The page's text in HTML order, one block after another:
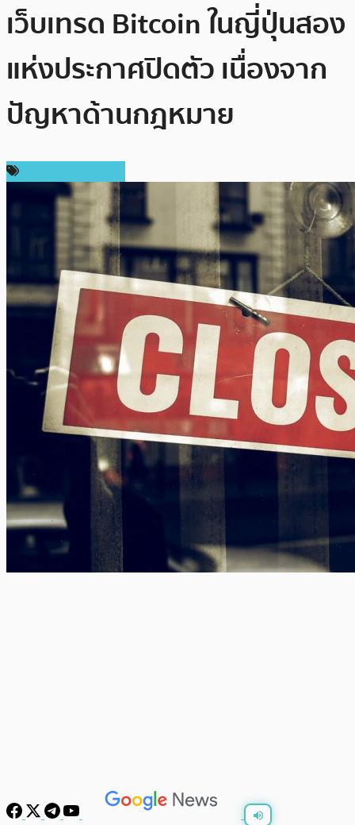
เว็บเทรด Bitcoin ในญี่ปุ่นสอง
แห่งประกาศปิดตัว เนื่องจาก
ปัญหาด้านกฎหมาย